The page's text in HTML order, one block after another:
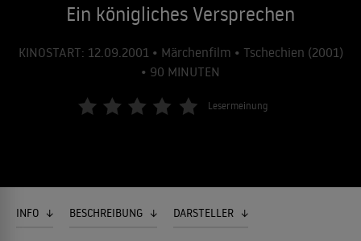
Ein königliches Versprechen
KINOSTART: 12.09.2001 • Märchenfilm • Tschechien (2001)
• 90 MINUTEN
Lesermeinung
INFO BESCHREIBUNG DARSTELLER